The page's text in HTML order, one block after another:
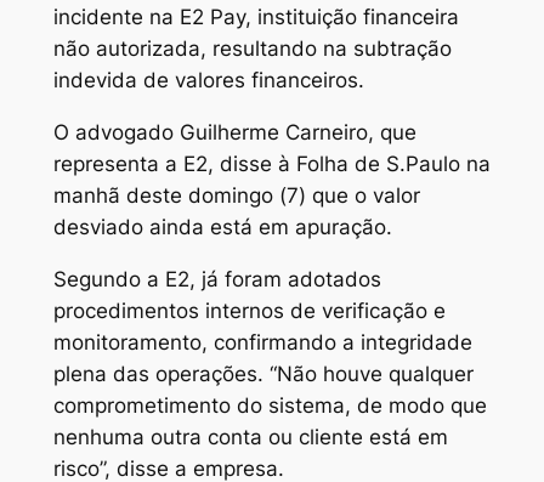
incidente na E2 Pay, instituição financeira
não autorizada, resultando na subtração
indevida de valores financeiros.
O advogado Guilherme Carneiro, que
representa a E2, disse à Folha de S.Paulo na
manhã deste domingo (7) que o valor
desviado ainda está em apuração.
Segundo a E2, já foram adotados
procedimentos internos de verificação e
monitoramento, confirmando a integridade
plena das operações. “Não houve qualquer
comprometimento do sistema, de modo que
nenhuma outra conta ou cliente está em
risco”, disse a empresa.